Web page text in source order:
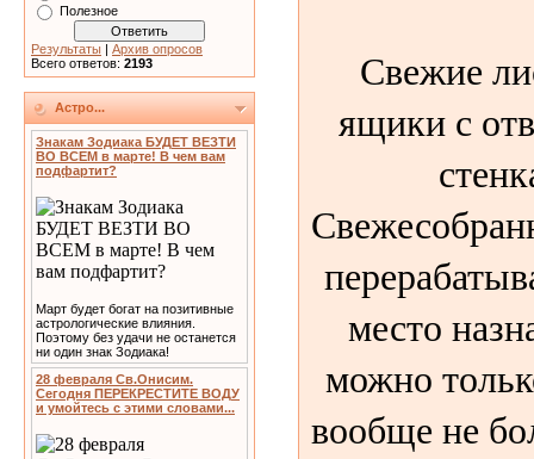
Полезное
Результаты | Архив опросов
Всего ответов: 2193
Астро...
Знакам Зодиака БУДЕТ ВЕЗТИ
ВО ВСЕМ в марте! В чем вам
подфартит?
Март будет богат на позитивные
астрологические влияния.
Поэтому без удачи не останется
ни один знак Зодиака!
28 февраля Св.Онисим.
Сегодня ПЕРЕКРЕСТИТЕ ВОДУ
и умойтесь с этими словами...
Свежие
ящики с
место
можно
вообще не